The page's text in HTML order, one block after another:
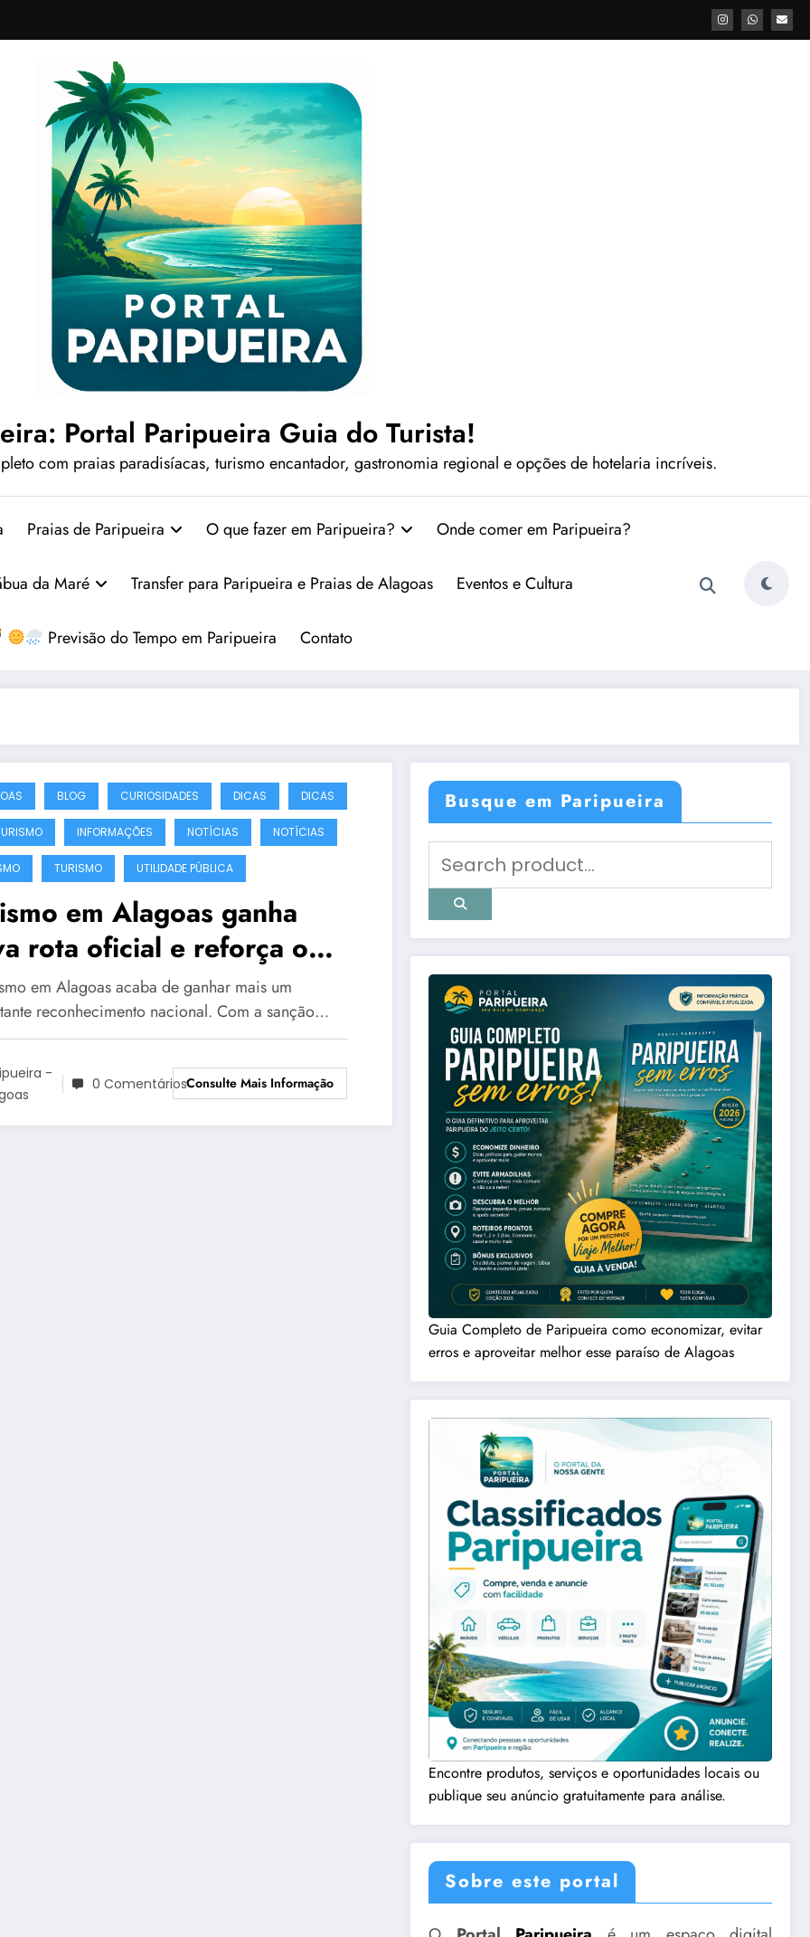
Portal Paripueira Guia do Turista!
com praias paradisíacas, turismo encantador, gastronomia regional e opções de hotelaria incríveis.
Praias de Paripueira O que fazer em Paripueira? Onde comer em Paripueira?
da Maré Transfer para Paripueira e Praias de Alagoas Eventos e Cultura
Previsão do Tempo em Paripueira Contato
BLOG CURIOSIDADES DICAS DICAS
INFORMAÇÕES NOTÍCIAS NOTÍCIAS
TURISMO UTILIDADE PÚBLICA
em Alagoas ganha
rota oficial e reforça o
de destinos como
em Alagoas acaba de ganhar mais um
reconhecimento nacional. Com a sanção…
-
0 ComentáriosConsulte Mais Informação
Busque em Paripueira
Guia Completo de Paripueira como economizar, evitar
erros e aproveitar melhor esse paraíso de Alagoas
Encontre produtos, serviços e oportunidades locais ou
publique seu anúncio gratuitamente para análise.
Sobre este portal